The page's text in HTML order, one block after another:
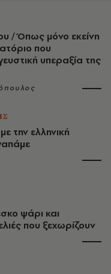
/ Όπως μόνο εκείνη
που
υπεραξία της
την ελληνική
ψάρι και
που ξεχωρίζουν